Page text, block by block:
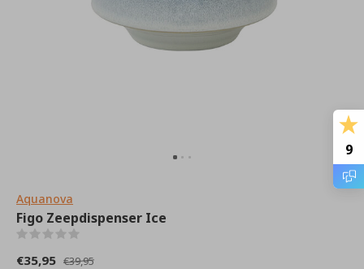
Aquanova
Figo Zeepdispenser Ice
€35,95 €39,95
9